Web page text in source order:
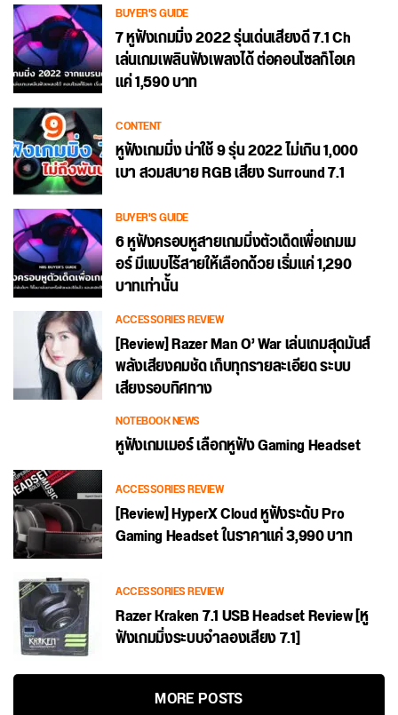
BUYER'S GUIDE
7 หูฟังเกมมิ่ง 2022 รุ่นเด่นเสียงดี 7.1 Ch
เล่นเกมเพลินฟังเพลงได้ ต่อคอนโซลก็โอเค
แค่ 1,590 บาท
CONTENT
หูฟังเกมมิ่ง น่าใช้ 9 รุ่น 2022 ไม่เกิน 1,000
เบา สวมสบาย RGB เสียง Surround 7.1
BUYER'S GUIDE
6 หูฟังครอบหูสายเกมมิ่งตัวเด็ดเพื่อเกมเม
อร์ มีแบบไร้สายให้เลือกด้วย เริ่มแค่ 1,290
บาทเท่านั้น
ACCESSORIES REVIEW
[Review] Razer Man O’ War เล่นเกมสุดมันส์
พลังเสียงคมชัด เก็บทุกรายละเอียด ระบบ
เสียงรอบทิศทาง
NOTEBOOK NEWS
หูฟังเกมเมอร์ เลือกหูฟัง Gaming Headset
ACCESSORIES REVIEW
[Review] HyperX Cloud หูฟังระดับ Pro
Gaming Headset ในราคาแค่ 3,990 บาท
ACCESSORIES REVIEW
Razer Kraken 7.1 USB Headset Review [หู
ฟังเกมมิ่งระบบจำลองเสียง 7.1]
MORE POSTS